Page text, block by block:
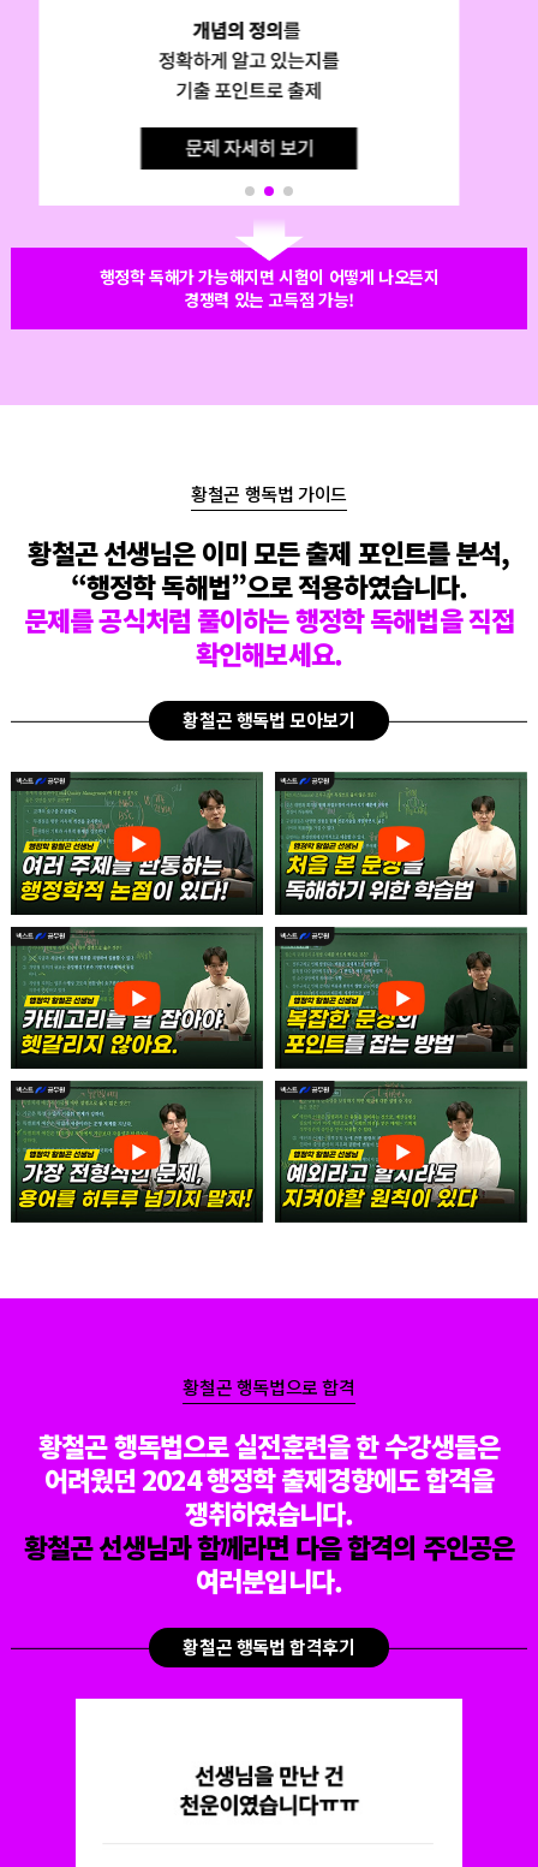
행정학 독해가 가능해지면 시험이 어떻게 나오든지
경쟁력 있는 고득점 가능!
황철곤 행독법 가이드
황철곤 선생님은 이미 모든 출제 포인트를 분석,
“행정학 독해법”으로 적용하였습니다.
문제를 공식처럼 풀이하는 행정학 독해법을 직접
확인해보세요.
황철곤 행독법 모아보기
황철곤 행독법으로 합격
황철곤 행독법으로 실전훈련을 한 수강생들은
어려웠던 2024 행정학 출제경향에도 합격을
쟁취하였습니다.
황철곤 선생님과 함께라면 다음 합격의 주인공은
여러분입니다.
황철곤 행독법 합격후기